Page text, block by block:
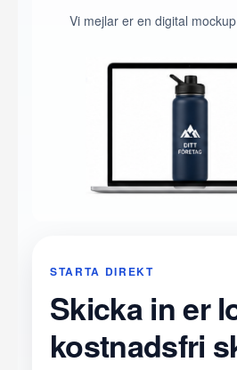
Vi mejlar er en digital
STARTA DIREKT
Skicka in er
kostnadsfri